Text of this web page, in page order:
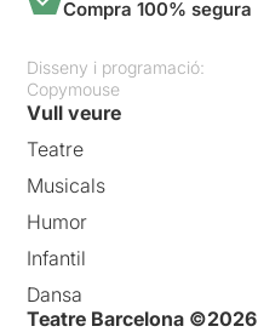
Compra 100% segura
Disseny i programació:
Copymouse
Vull veure
Teatre
Musicals
Humor
Infantil
Dansa
Teatre Barcelona ©2026